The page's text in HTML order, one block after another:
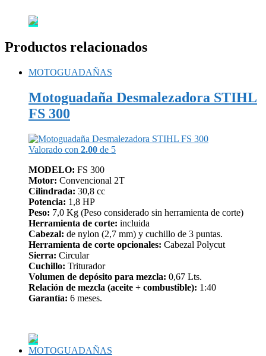
Productos relacionados
MOTOGUADAÑAS
Motoguadaña Desmalezadora STIHL
FS 300
Valorado con 2.00 de 5
MODELO: FS 300
Motor: Convencional 2T
Cilindrada: 30,8 cc
Potencia: 1,8 HP
Peso: 7,0 Kg (Peso considerado sin herramienta de corte)
Herramienta de corte: incluida
Cabezal: de nylon (2,7 mm) y cuchillo de 3 puntas.
Herramienta de corte opcionales: Cabezal Polycut
Sierra: Circular
Cuchillo: Triturador
Volumen de depósito para mezcla: 0,67 Lts.
Relación de mezcla (aceite + combustible): 1:40
Garantía: 6 meses.
MOTOGUADAÑAS